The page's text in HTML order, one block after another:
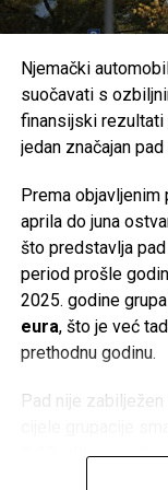
velikim
Problemi su
postala previše
usporavanje
poremećaji u
poslovanje.
Istovremeno,
ostvarile očekivani
kupac bio je
manji segment
Ima li Varta
vrijeme i ukinula
mogućnost
Share
Share
Njemački
suočavati s
finansijski rezultati
jedan značajan
Prema objavljenim
aprila do juna
što predstavlja
period prošle
2025. godine
eura, što je već
prethodnu godinu.
Pad nije
2,08 miliona
kineskog tržišta.